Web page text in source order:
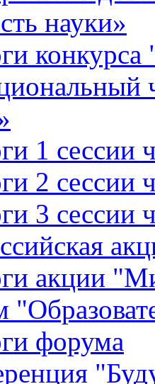
науки»
1 сессии
2 сессии
3 сессии
акции
форума